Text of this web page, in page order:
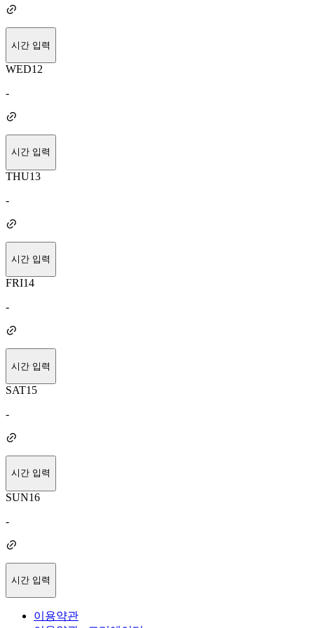
시간 입력
WED12
-
시간 입력
THU13
-
시간 입력
FRI14
-
시간 입력
SAT15
-
시간 입력
SUN16
-
시간 입력
이용약관